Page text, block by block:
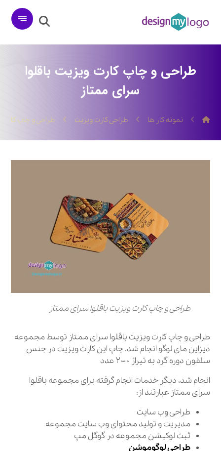
طراحی و چاپ کارت ویزیت باقلوا
سرای ممتاز
نمونه کار ها طراحی کارت ویزیت طراحی و چاپ کارت
طراحی و چاپ کارت ویزیت باقلوا سرای ممتاز
طراحی و چاپ کارت ویزیت باقلوا سرای ممتاز توسط مجموعه
دیزاین مای لوگو انجام شد. چاپ این کارت ویزیت در جنس
سلفون دوره گرد به تیراژ ۲۰۰۰ عدد
انجام شد، دیگر خدمات انجام گرفته برای مجموعه باقلوا
سرای ممتاز عبارتند از:
طراحی وب سایت
مدیریت و تولید محتوای وب سایت مجموعه
ثبت لوکیشن مجموعه در گوگل مپ
طراحی لوگوموشن